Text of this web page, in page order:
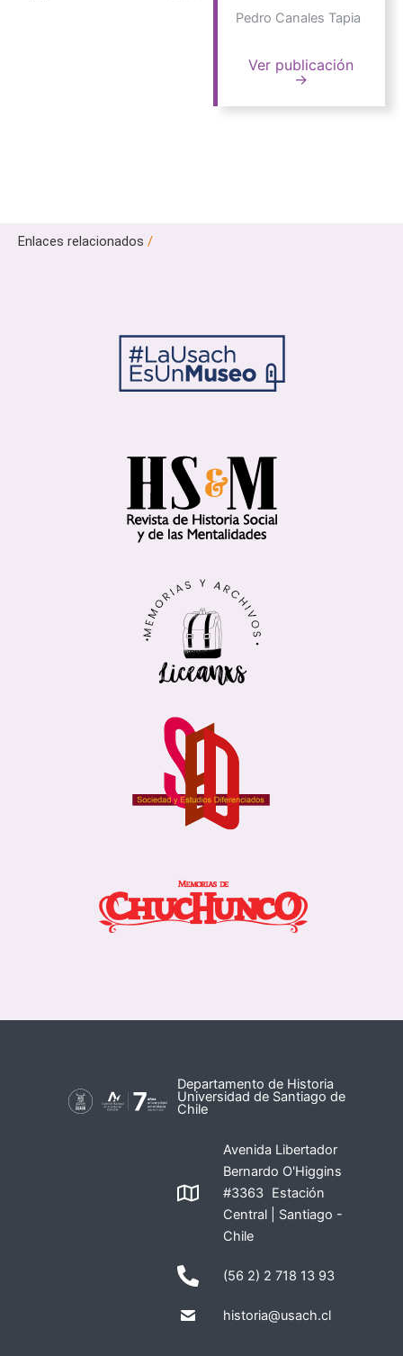
Pedro Canales Tapia
Ver publicación
→
Enlaces relacionados /
Departamento de Historia
Universidad de Santiago de
Chile
Avenida Libertador
Bernardo O'Higgins
#3363 Estación
Central | Santiago -
Chile
(56 2) 2 718 13 93
historia@usach.cl